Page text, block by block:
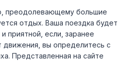
преодолевающему большие
отдых. Ваша поездка будет
приятной, если, заранее
движения, вы определитесь с
Представленная на сайте